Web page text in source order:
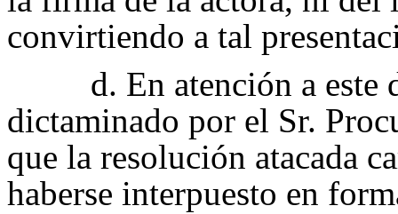
convirtiendo a tal
d. En atención a
dictaminado por el Sr.
que la resolución atacada
haberse interpuesto en